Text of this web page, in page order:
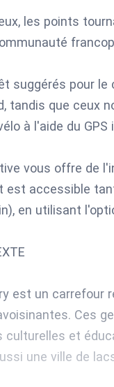
les points
suggérés pour
tandis que ceux
à l'aide du
vous offre de
est accessible
en utilisant
est un carrefour
Ces
culturelles et
une ville de